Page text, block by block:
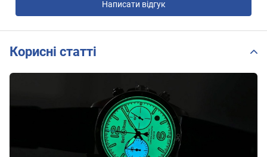
Написати відгук
Корисні статті